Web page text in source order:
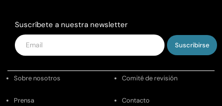
Suscríbete a nuestra newsletter
Introduce
tu
Sobre nosotros Comité de revisión
Prensa Contacto